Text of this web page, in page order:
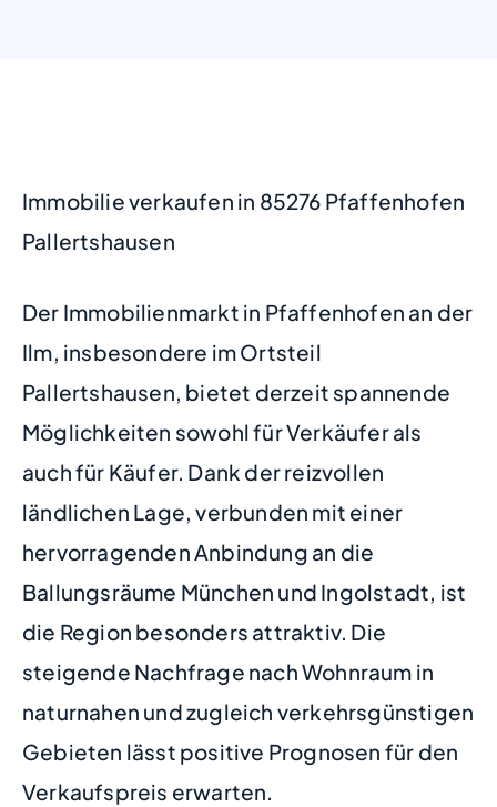
Immobilie verkaufen in 85276 Pfaffenhofen
Pallertshausen
Der Immobilienmarkt in Pfaffenhofen an der
Ilm, insbesondere im Ortsteil
Pallertshausen, bietet derzeit spannende
Möglichkeiten sowohl für Verkäufer als
auch für Käufer. Dank der reizvollen
ländlichen Lage, verbunden mit einer
hervorragenden Anbindung an die
Ballungsräume München und Ingolstadt, ist
die Region besonders attraktiv. Die
steigende Nachfrage nach Wohnraum in
naturnahen und zugleich verkehrsgünstigen
Gebieten lässt positive Prognosen für den
Verkaufspreis erwarten.